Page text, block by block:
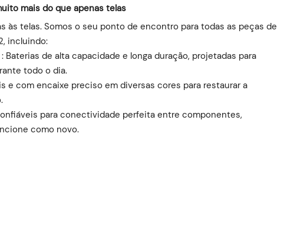
mais do que apenas telas
às telas. Somos o seu ponto de encontro para todas as peças de
incluindo:
: Baterias de alta capacidade e longa duração, projetadas para
todo o dia.
​​e com encaixe preciso em diversas cores para restaurar a
​​para conectividade perfeita entre componentes,
como novo.